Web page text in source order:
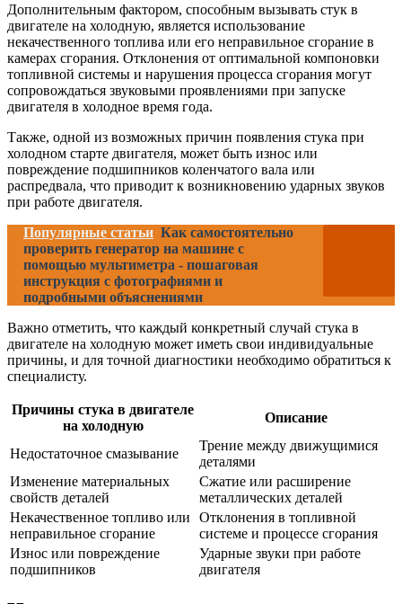
Дополнительным фактором, способным вызывать стук в
двигателе на холодную, является использование
некачественного топлива или его неправильное сгорание в
камерах сгорания. Отклонения от оптимальной компоновки
топливной системы и нарушения процесса сгорания могут
сопровождаться звуковыми проявлениями при запуске
двигателя в холодное время года.
Также, одной из возможных причин появления стука при
холодном старте двигателя, может быть износ или
повреждение подшипников коленчатого вала или
распредвала, что приводит к возникновению ударных звуков
при работе двигателя.
Популярные статьи Как самостоятельно
проверить генератор на машине с
помощью мультиметра - пошаговая
инструкция с фотографиями и
подробными объяснениями
Важно отметить, что каждый конкретный случай стука в
двигателе на холодную может иметь свои индивидуальные
причины, и для точной диагностики необходимо обратиться к
специалисту.
Причины стука в двигателе
на холодную
Описание
Недостаточное смазывание
Трение между движущимися
деталями
Изменение материальных
свойств деталей
Сжатие или расширение
металлических деталей
Некачественное топливо или
неправильное сгорание
Отклонения в топливной
системе и процессе сгорания
Износ или повреждение
подшипников
Ударные звуки при работе
двигателя